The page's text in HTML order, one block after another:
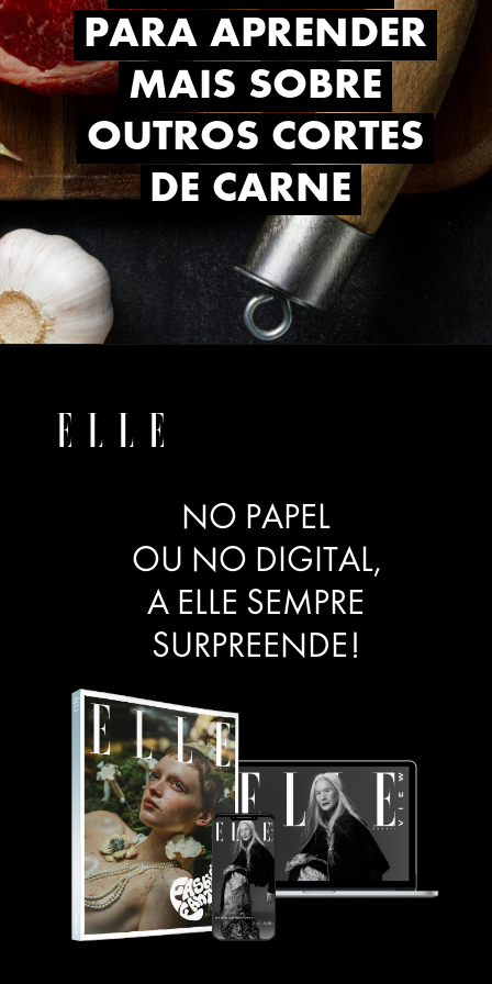
PARA APRENDER
MAIS SOBRE
OUTROS CORTES
DE CARNE
PARA APRENDER
MAIS SOBRE
OUTROS CORTES
DE CARNE
NO PAPEL
OU NO DIGITAL,
A ELLE SEMPRE
SURPREENDE!